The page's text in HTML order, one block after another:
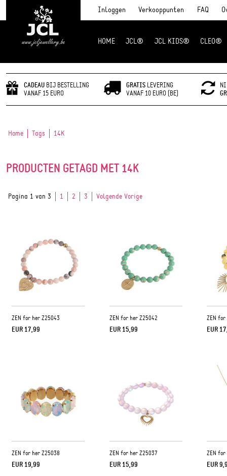
Inloggen Verkooppunten FAQ
HOME JCL® JCL KIDS® CLEO®
CADEAU BIJ BESTELLING
VANAF 15 EURO
GRATISLEVERING
VANAF 10 EURO (BE)
Home Tags 14K
PRODUCTEN GETAGD MET 14K
Pagina 1 van 3 1 2 3 Volgende Vorige
ZEN for her Z25043
EUR 17,99
ZEN for her Z25042
EUR 15,99
ZEN
EUR
ZEN for her Z25038
EUR 19,99
ZEN for her Z25037
EUR 15,99
ZEN
EUR